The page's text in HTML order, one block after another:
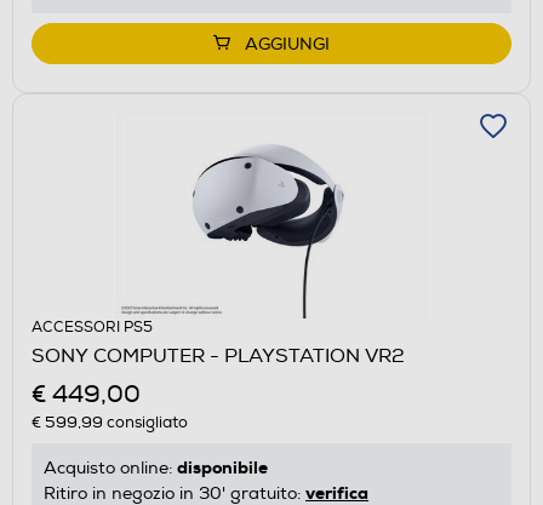
AGGIUNGI
ACCESSORI PS5
SONY COMPUTER - PLAYSTATION VR2
€ 449,00
€ 599,99 consigliato
Acquisto online: disponibile
Ritiro in negozio in 30' gratuito: verifica